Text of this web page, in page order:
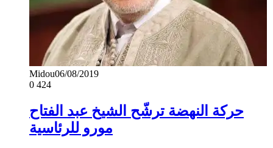
Midou06/08/2019
0 424
حركة النهضة ترشّح الشيخ عبد الفتاح
مورو للرئاسية